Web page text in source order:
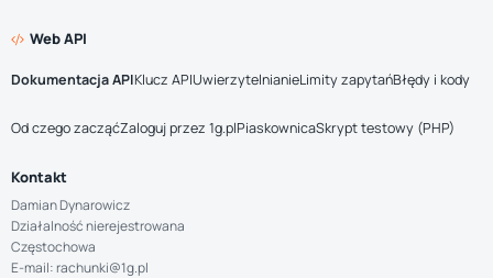
Web API
Dokumentacja APIKlucz APIUwierzytelnianieLimity zapytańBłędy i kody
Od czego zacząćZaloguj przez 1g.plPiaskownicaSkrypt testowy (PHP)
Kontakt
Damian Dynarowicz
Działalność nierejestrowana
Częstochowa
E-mail: rachunki@1g.pl